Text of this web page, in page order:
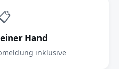
Hand
inklusive